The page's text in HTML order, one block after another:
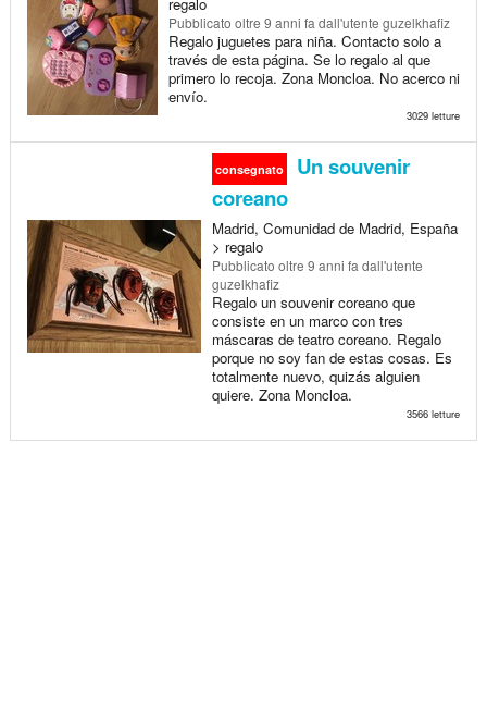
Pubblicato oltre 9 anni fa dall'utente guzelkhafiz
Regalo juguetes para niña. Contacto solo a
través de esta página. Se lo regalo al que
primero lo recoja. Zona Moncloa. No acerco ni
envío.
3029 letture
consegnato
Un souvenir
coreano
Madrid, Comunidad de Madrid, España
> regalo
Pubblicato oltre 9 anni fa dall'utente
guzelkhafiz
Regalo un souvenir coreano que
consiste en un marco con tres
máscaras de teatro coreano. Regalo
porque no soy fan de estas cosas. Es
totalmente nuevo, quizás alguien
quiere. Zona Moncloa.
3566 letture